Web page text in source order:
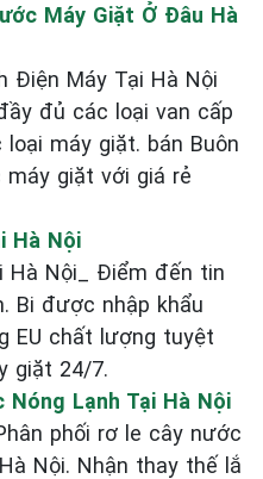
Máy Giặt Ở Đâu Hà
Điện Máy Tại Hà Nội
đủ các loại van cấp
máy giặt. bán Buôn
giặt với giá rẻ
Hà Nội
Hà Nội_ Điểm đến tin
Bi được nhập khẩu
EU chất lượng tuyệt
giặt 24/7.
Nóng Lạnh Tại Hà Nội
phối rơ le cây nước
Nội. Nhận thay thế lắ